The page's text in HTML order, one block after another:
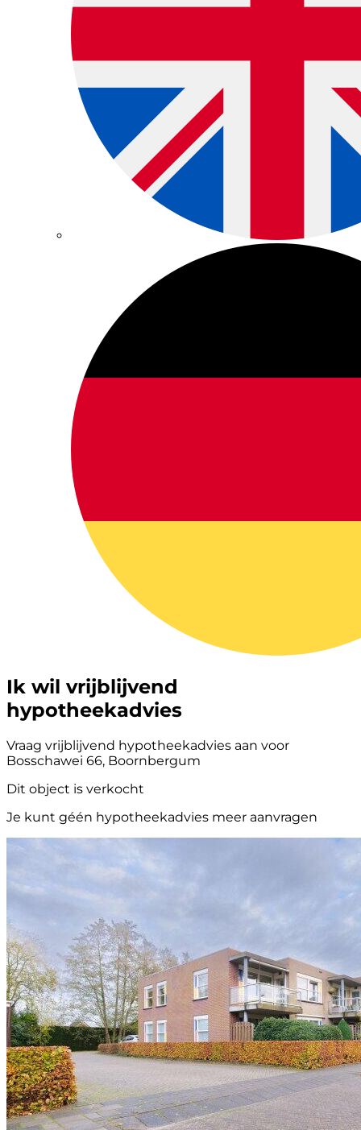
Ik wil vrijblijvend
hypotheekadvies
Vraag vrijblijvend hypotheekadvies aan voor
Bosschawei 66, Boornbergum
Dit object is verkocht
Je kunt géén hypotheekadvies meer aanvragen